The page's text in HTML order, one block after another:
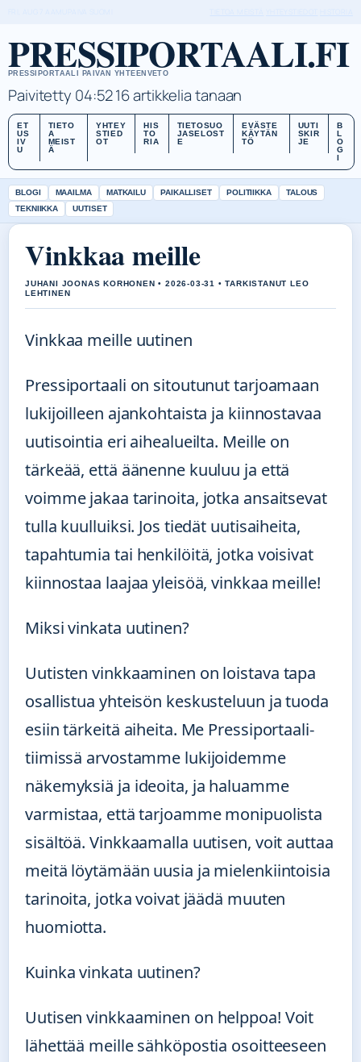
PRESSIPORTAALI.FI
PRESSIPORTAALI PAIVAN YHTEENVETO
Paivitetty 04:5216 artikkelia tanaan
ET
US
IV
U
TIETO
A
MEIST
Ä
YHTEY
STIED
OT
HIS
TO
RIA
TIETOSUO
JASELOST
E
EVÄSTE
KÄYTÄN
TÖ
UUTI
SKIR
JE
B
L
O
G
I
BLOGI MAAILMA MATKAILU PAIKALLISET POLITIIKKA
TALOUS
TEKNIIKKA
UUTISET
Vinkkaa meille
JUHANI JOONAS KORHONEN • 2026-03-31 • TARKISTANUT LEO
LEHTINEN
Vinkkaa meille uutinen
Pressiportaali on sitoutunut tarjoamaan
lukijoilleen ajankohtaista ja kiinnostavaa
uutisointia eri aihealueilta. Meille on
tärkeää, että äänenne kuuluu ja että
voimme jakaa tarinoita, jotka ansaitsevat
tulla kuulluiksi. Jos tiedät uutisaiheita,
tapahtumia tai henkilöitä, jotka voisivat
kiinnostaa laajaa yleisöä, vinkkaa meille!
Miksi vinkata uutinen?
Uutisten vinkkaaminen on loistava tapa
osallistua yhteisön keskusteluun ja tuoda
esiin tärkeitä aiheita. Me Pressiportaali-
tiimissä arvostamme lukijoidemme
näkemyksiä ja ideoita, ja haluamme
varmistaa, että tarjoamme monipuolista
sisältöä. Vinkkaamalla uutisen, voit auttaa
meitä löytämään uusia ja mielenkiintoisia
tarinoita, jotka voivat jäädä muuten
huomiotta.
Kuinka vinkata uutinen?
Uutisen vinkkaaminen on helppoa! Voit
lähettää meille sähköpostia osoitteeseen